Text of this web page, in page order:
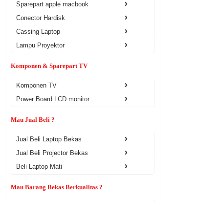
Sparepart apple macbook
Conector Hardisk
Cassing Laptop
Lampu Proyektor
Komponen & Sparepart TV
Komponen TV
Power Board LCD monitor
Mau Jual Beli ?
Jual Beli Laptop Bekas
Jual Beli Projector Bekas
Beli Laptop Mati
Mau Barang Bekas Berkualitas ?